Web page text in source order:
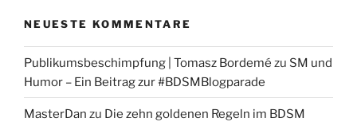
NEUESTE KOMMENTARE
Publikumsbeschimpfung | Tomasz Bordemé zu SM und
Humor – Ein Beitrag zur #BDSMBlogparade
MasterDan zu Die zehn goldenen Regeln im BDSM